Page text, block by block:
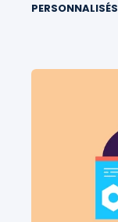
PERSONNALISÉS